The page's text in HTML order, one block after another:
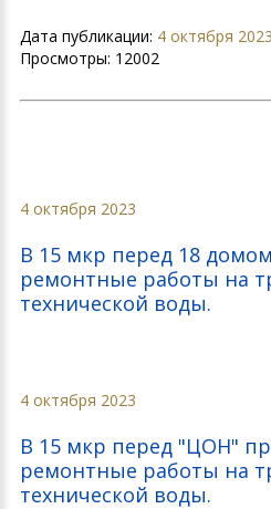
Дата публикации: 4 октября 2023
Просмотры: 12002
4 октября 2023
В 15 мкр перед 18
ремонтные работы на
технической воды.
4 октября 2023
В 15 мкр перед "ЦОН"
ремонтные работы на
технической воды.